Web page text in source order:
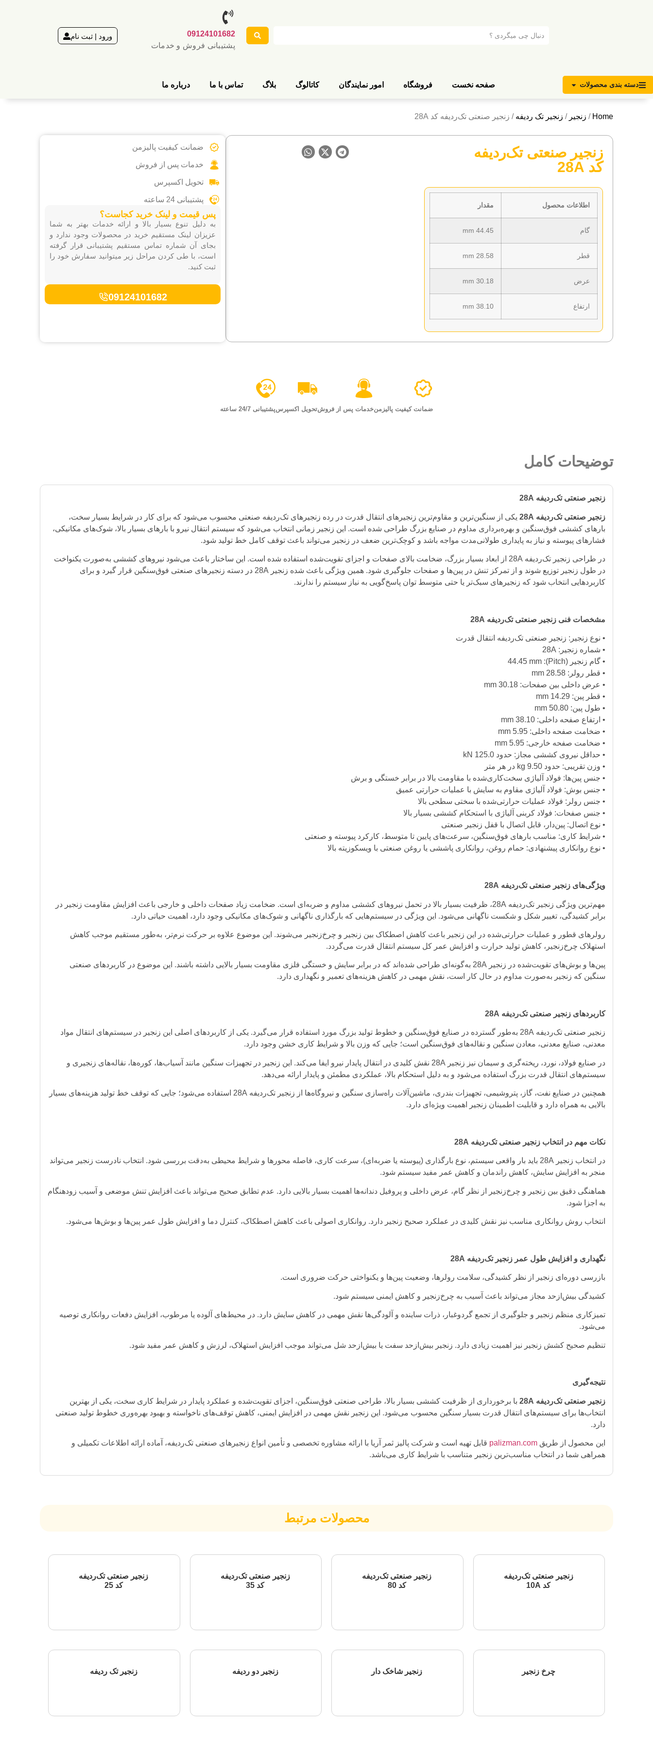
09124101682
پشتیبانی فروش و خدمات
ورود | ثبت نام
دسته بندی محصولات صفحه نخست فروشگاه امور نمایندگان کاتالوگ بلاگ تماس با ما درباره ما
Home
/ زنجیر / زنجیر تک ردیفه / زنجیر صنعتی تک‌ردیفه کد 28A
زنجیر صنعتی تک‌ردیفه
کد 28A
ویژگی های اصلی
اطلاعات محصول مقدار
گام 44.45 mm
قطر 28.58 mm
عرض 30.18 mm
ارتفاع 38.10 mm
ضمانت کیفیت پالیزمن
خدمات پس از فروش
تحویل اکسپرس
پشتیبانی 24 ساعته
پس قیمت و لینک خرید کجاست؟
به دلیل تنوع بسیار بالا و ارائه خدمات بهتر به شما
عزیزان لینک مستقیم خرید در محصولات وجود ندارد و
بجای آن شماره تماس مستقیم پشتیبانی قرار گرفته
است، با طی کردن مراحل زیر میتوانید سفارش خود را
ثبت کنید.
09124101682
ضمانت کیفیت پالیزمنخدمات پس از فروشتحویل اکسپرسپشتیبانی 24/7 ساعته
توضیحات کامل
زنجیر صنعتی تک‌ردیفه 28A
زنجیر صنعتی تک‌ردیفه 28A
یکی از سنگین‌ترین و مقاوم‌ترین زنجیرهای انتقال قدرت در رده زنجیرهای تک‌ردیفه صنعتی محسوب می‌شود که برای کار در شرایط بسیار سخت،
بارهای کششی فوق‌سنگین و بهره‌برداری مداوم در صنایع بزرگ طراحی شده است. این زنجیر زمانی انتخاب می‌شود که سیستم انتقال نیرو با بارهای بسیار بالا، شوک‌های مکانیکی،
فشارهای پیوسته و نیاز به پایداری طولانی‌مدت مواجه باشد و کوچک‌ترین ضعف در زنجیر می‌تواند باعث توقف کامل خط تولید شود.
در طراحی زنجیر تک‌ردیفه 28A از ابعاد بسیار بزرگ، ضخامت بالای صفحات و اجزای تقویت‌شده استفاده شده است. این ساختار باعث می‌شود نیروهای کششی به‌صورت یکنواخت
در طول زنجیر توزیع شوند و از تمرکز تنش در پین‌ها و صفحات جلوگیری شود. همین ویژگی باعث شده زنجیر 28A در دسته زنجیرهای صنعتی فوق‌سنگین قرار گیرد و برای
کاربردهایی انتخاب شود که زنجیرهای سبک‌تر یا حتی متوسط توان پاسخ‌گویی به نیاز سیستم را ندارند.
مشخصات فنی زنجیر صنعتی تک‌ردیفه 28A
• نوع زنجیر: زنجیر صنعتی تک‌ردیفه انتقال قدرت
• شماره زنجیر: 28A
• گام زنجیر (Pitch): 44.45 mm
• قطر رولر: 28.58 mm
• عرض داخلی بین صفحات: 30.18 mm
• قطر پین: 14.29 mm
• طول پین: 50.80 mm
• ارتفاع صفحه داخلی: 38.10 mm
• ضخامت صفحه داخلی: 5.95 mm
• ضخامت صفحه خارجی: 5.95 mm
• حداقل نیروی کششی مجاز: حدود 125.0 kN
• وزن تقریبی: حدود 9.50 kg در هر متر
• جنس پین‌ها: فولاد آلیاژی سخت‌کاری‌شده با مقاومت بالا در برابر خستگی و برش
• جنس بوش: فولاد آلیاژی مقاوم به سایش با عملیات حرارتی عمیق
• جنس رولر: فولاد عملیات حرارتی‌شده با سختی سطحی بالا
• جنس صفحات: فولاد کربنی آلیاژی با استحکام کششی بسیار بالا
• نوع اتصال: پین‌دار، قابل اتصال با قفل زنجیر صنعتی
• شرایط کاری: مناسب بارهای فوق‌سنگین، سرعت‌های پایین تا متوسط، کارکرد پیوسته و صنعتی
• نوع روانکاری پیشنهادی: حمام روغن، روانکاری پاششی یا روغن صنعتی با ویسکوزیته بالا
ویژگی‌های زنجیر صنعتی تک‌ردیفه 28A
مهم‌ترین ویژگی زنجیر تک‌ردیفه 28A، ظرفیت بسیار بالا در تحمل نیروهای کششی مداوم و ضربه‌ای است. ضخامت زیاد صفحات داخلی و خارجی باعث افزایش مقاومت زنجیر در
برابر کشیدگی، تغییر شکل و شکست ناگهانی می‌شود. این ویژگی در سیستم‌هایی که بارگذاری ناگهانی و شوک‌های مکانیکی وجود دارد، اهمیت حیاتی دارد.
رولرهای قطور و عملیات حرارتی‌شده در این زنجیر باعث کاهش اصطکاک بین زنجیر و چرخ‌زنجیر می‌شوند. این موضوع علاوه بر حرکت نرم‌تر، به‌طور مستقیم موجب کاهش
استهلاک چرخ‌زنجیر، کاهش تولید حرارت و افزایش عمر کل سیستم انتقال قدرت می‌گردد.
پین‌ها و بوش‌های تقویت‌شده در زنجیر 28A به‌گونه‌ای طراحی شده‌اند که در برابر سایش و خستگی فلزی مقاومت بسیار بالایی داشته باشند. این موضوع در کاربردهای صنعتی
سنگین که زنجیر به‌صورت مداوم در حال کار است، نقش مهمی در کاهش هزینه‌های تعمیر و نگهداری دارد.
کاربردهای زنجیر صنعتی تک‌ردیفه 28A
زنجیر صنعتی تک‌ردیفه 28A به‌طور گسترده در صنایع فوق‌سنگین و خطوط تولید بزرگ مورد استفاده قرار می‌گیرد. یکی از کاربردهای اصلی این زنجیر در سیستم‌های انتقال مواد
معدنی، صنایع معدنی، معادن سنگین و نقاله‌های فوق‌سنگین است؛ جایی که وزن بالا و شرایط کاری خشن وجود دارد.
در صنایع فولاد، نورد، ریخته‌گری و سیمان نیز زنجیر 28A نقش کلیدی در انتقال پایدار نیرو ایفا می‌کند. این زنجیر در تجهیزات سنگین مانند آسیاب‌ها، کوره‌ها، نقاله‌های زنجیری و
سیستم‌های انتقال قدرت بزرگ استفاده می‌شود و به دلیل استحکام بالا، عملکردی مطمئن و پایدار ارائه می‌دهد.
همچنین در صنایع نفت، گاز، پتروشیمی، تجهیزات بندری، ماشین‌آلات راه‌سازی سنگین و نیروگاه‌ها از زنجیر تک‌ردیفه 28A استفاده می‌شود؛ جایی که توقف خط تولید هزینه‌های بسیار
بالایی به همراه دارد و قابلیت اطمینان زنجیر اهمیت ویژه‌ای دارد.
نکات مهم در انتخاب زنجیر صنعتی تک‌ردیفه 28A
در انتخاب زنجیر 28A باید بار واقعی سیستم، نوع بارگذاری (پیوسته یا ضربه‌ای)، سرعت کاری، فاصله محورها و شرایط محیطی به‌دقت بررسی شود. انتخاب نادرست زنجیر می‌تواند
منجر به افزایش سایش، کاهش راندمان و کاهش عمر مفید سیستم شود.
هماهنگی دقیق بین زنجیر و چرخ‌زنجیر از نظر گام، عرض داخلی و پروفیل دندانه‌ها اهمیت بسیار بالایی دارد. عدم تطابق صحیح می‌تواند باعث افزایش تنش موضعی و آسیب زودهنگام
به اجزا شود.
انتخاب روش روانکاری مناسب نیز نقش کلیدی در عملکرد صحیح زنجیر دارد. روانکاری اصولی باعث کاهش اصطکاک، کنترل دما و افزایش طول عمر پین‌ها و بوش‌ها می‌شود.
نگهداری و افزایش طول عمر زنجیر تک‌ردیفه 28A
بازرسی دوره‌ای زنجیر از نظر کشیدگی، سلامت رولرها، وضعیت پین‌ها و یکنواختی حرکت ضروری است.
کشیدگی بیش‌ازحد مجاز می‌تواند باعث آسیب به چرخ‌زنجیر و کاهش ایمنی سیستم شود.
تمیزکاری منظم زنجیر و جلوگیری از تجمع گردوغبار، ذرات ساینده و آلودگی‌ها نقش مهمی در کاهش سایش دارد. در محیط‌های آلوده یا مرطوب، افزایش دفعات روانکاری توصیه
می‌شود.
تنظیم صحیح کشش زنجیر نیز اهمیت زیادی دارد. زنجیر بیش‌ازحد سفت یا بیش‌ازحد شل می‌تواند موجب افزایش استهلاک، لرزش و کاهش عمر مفید شود.
نتیجه‌گیری
زنجیر صنعتی تک‌ردیفه 28A
با برخورداری از ظرفیت کششی بسیار بالا، طراحی صنعتی فوق‌سنگین، اجزای تقویت‌شده و عملکرد پایدار در شرایط کاری سخت، یکی از بهترین
انتخاب‌ها برای سیستم‌های انتقال قدرت بسیار سنگین محسوب می‌شود. این زنجیر نقش مهمی در افزایش ایمنی، کاهش توقف‌های ناخواسته و بهبود بهره‌وری خطوط تولید صنعتی
دارد.
این محصول از طریق palizman.com قابل تهیه است و شرکت پالیز ثمر آریا با ارائه مشاوره تخصصی و تأمین انواع زنجیرهای صنعتی تک‌ردیفه، آماده ارائه اطلاعات تکمیلی و
همراهی شما در انتخاب مناسب‌ترین زنجیر متناسب با شرایط کاری می‌باشد.
محصولات مرتبط
زنجیر صنعتی تک‌ردیفه
کد 10A
زنجیر صنعتی تک‌ردیفه
کد 80
زنجیر صنعتی تک‌ردیفه
کد 35
زنجیر صنعتی تک‌ردیفه
کد 25
چرخ زنجیر زنجیر شاخک دار زنجیر دو ردیفه زنجیر تک ردیفه